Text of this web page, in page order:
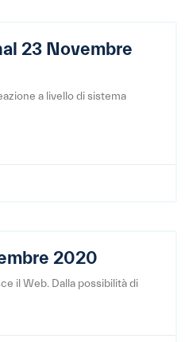
23 Novembre
a livello di sistema
2020
il Web. Dalla possibilità di